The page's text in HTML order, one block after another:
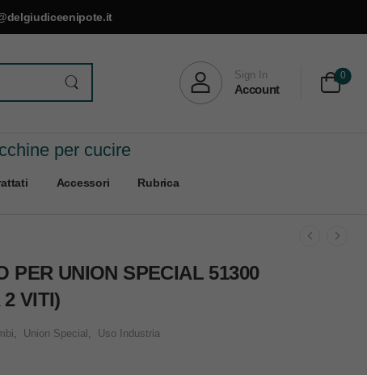
Sign In
Account
0
per cucire
Accessori Rubrica
PER UNION SPECIAL 51300
VITI)
Union Special
Uso Industria